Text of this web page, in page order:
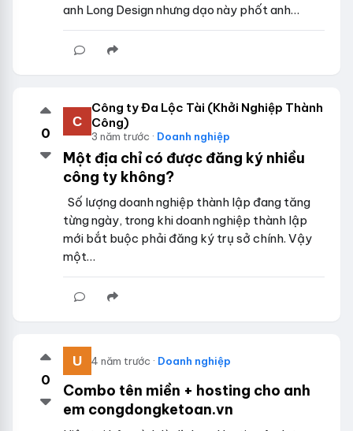
anh Long Design nhưng dạo này phốt anh…
0
Công ty Đa Lộc Tài (Khởi Nghiệp Thành
Công)
3 năm trước · Doanh nghiệp
Một địa chỉ có được đăng ký nhiều
công ty không?
Số lượng doanh nghiệp thành lập đang tăng
từng ngày, trong khi doanh nghiệp thành lập
mới bắt buộc phải đăng ký trụ sở chính. Vậy
một…
0
4 năm trước · Doanh nghiệp
Combo tên miền + hosting cho anh
em congdongketoan.vn